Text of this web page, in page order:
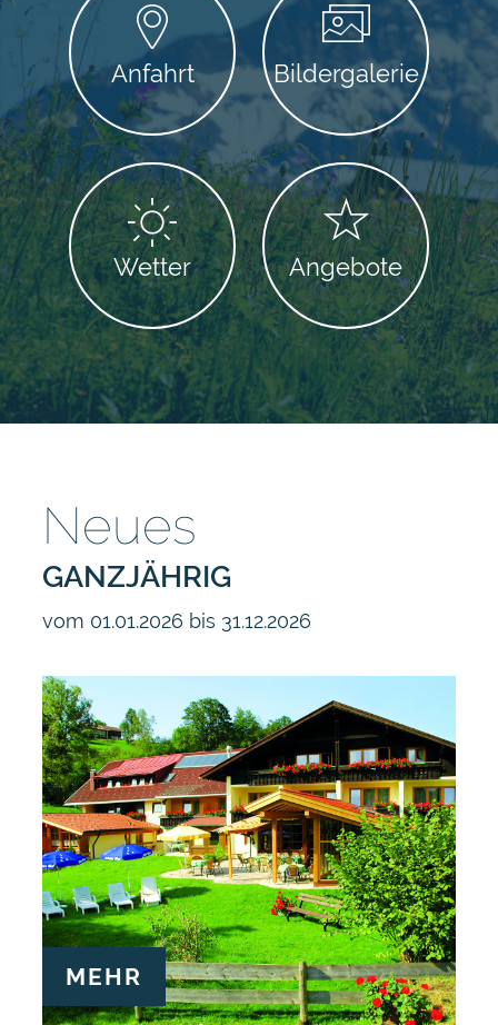
Ort
Anfahrt Bildergalerie
Wetter Angebote
Neues
GANZJÄHRIG
vom 01.01.2026 bis 31.12.2026
MEHR